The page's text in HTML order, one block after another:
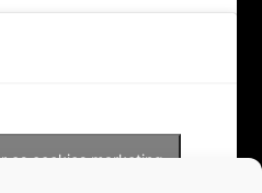
os cookies marketing